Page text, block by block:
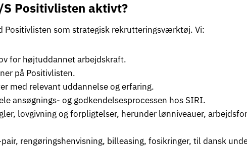
S Positivlisten aktivt?
Positivlisten som strategisk rekrutteringsværktøj. Vi:
for højtuddannet arbejdskraft.
på Positivlisten.
med relevant uddannelse og erfaring.
ansøgnings- og godkendelsesprocessen hos SIRI.
lovgivning og forpligtelser, herunder lønniveauer,
rengøringshenvisning, billeasing, fosikringer, til dansk